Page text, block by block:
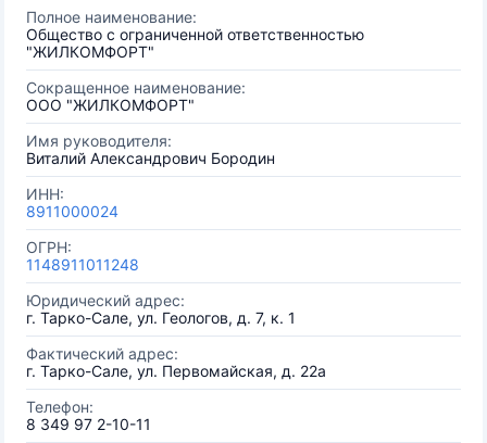
Полное наименование:
Общество с ограниченной ответственностью
"ЖИЛКОМФОРТ"
Сокращенное наименование:
ООО "ЖИЛКОМФОРТ"
Имя руководителя:
Виталий Александрович Бородин
ИНН:
8911000024
ОГРН:
1148911011248
Юридический адрес:
г. Тарко-Сале, ул. Геологов, д. 7, к. 1
Фактический адрес:
г. Тарко-Сале, ул. Первомайская, д. 22а
Телефон:
8 349 97 2-10-11